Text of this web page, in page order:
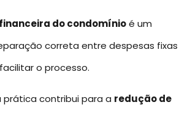
do condomínioé um
correta entre despesas fixas
o processo.
prática contribui para a redução de